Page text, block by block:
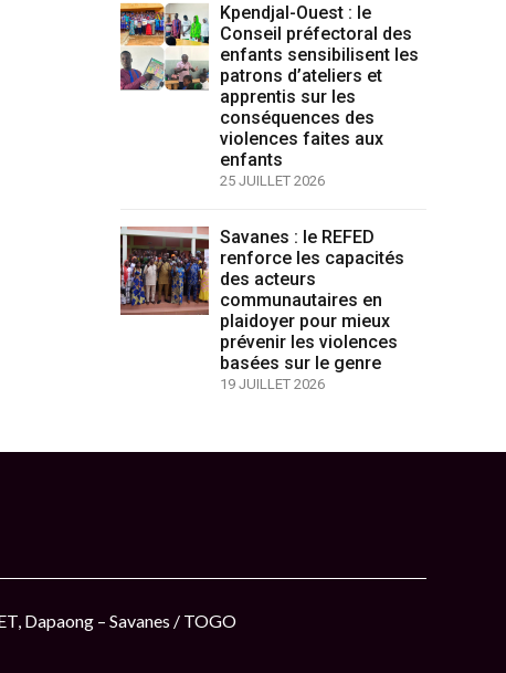
Kpendjal-Ouest : le
Conseil préfectoral des
enfants sensibilisent les
patrons d’ateliers et
apprentis sur les
conséquences des
violences faites aux
enfants
25 JUILLET 2026
Savanes : le REFED
renforce les capacités
des acteurs
communautaires en
plaidoyer pour mieux
prévenir les violences
basées sur le genre
19 JUILLET 2026
Dapaong – Savanes / TOGO